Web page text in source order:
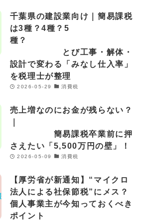
千葉県の建設業向け｜簡易課税
は3種？4種？5
種？
とび工事・解体・
設計で変わる「みなし仕入率」
を税理士が整理
2026-05-29 消費税
売上増なのにお金が残らない？
｜
簡易課税卒業前に押
さえたい「5,500万円の壁」！
2026-05-09 消費税
【厚労省が新通知】“マイクロ
法人による社保節税”にメス？
個人事業主が今知っておくべき
ポイント